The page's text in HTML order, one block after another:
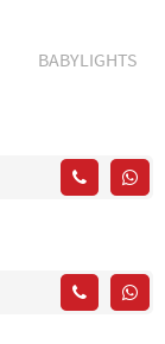
BABYLIGHTS